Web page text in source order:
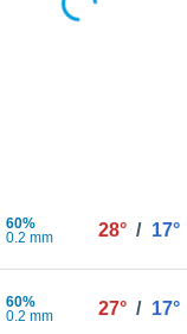
60%
0.2 mm
28° / 17°
60%
0.2 mm
27° / 17°